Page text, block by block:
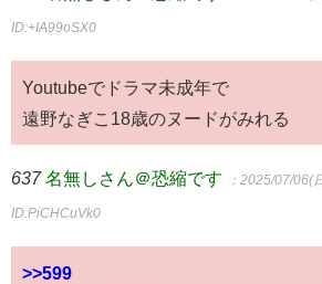
ID:+IA99oSX0
Youtubeでドラマ未成年で
遠野なぎこ18歳のヌードがみれる
637 名無しさん＠恐縮です ：2025/07/06(
ID:PiCHCuVk0
>>599